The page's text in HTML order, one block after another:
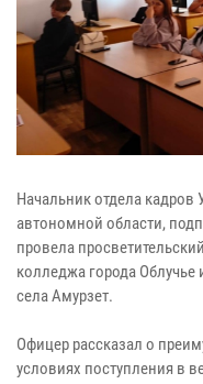
Начальник отдела
автономной области,
провела
колледжа города
села Амурзет.
Офицер рассказал о
условиях поступления в